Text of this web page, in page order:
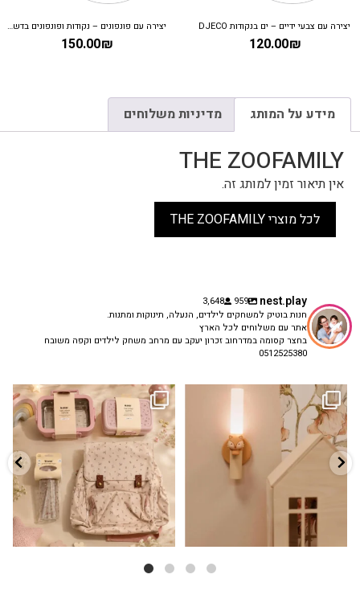
יצירה עם צבעי ידיים – ים בנקודות DJECO
120.00₪
יצירה עם פונפונים – נקודות ופונפונים בדשא DJECO
150.00₪
מידע על המותג מדיניות משלוחים
THE ZOOFAMILY
אין תיאור זמין למותג זה.
לכל מוצרי THE ZOOFAMILY
nest.play
959
3,648
חנות בוטיק למשחקים לילדים, הנעלה, תינוקות ומתנות.
אתר עם משלוחים לכל הארץ
בחצר קסומה במדרחוב זכרון יעקב עם מרחב משחק לילדים וקפה משובח
0512525380
✨ חוזרים למסגרת בסטייל! ✨
הקולקציה החדשה...
9 4
גם פריט עיצובי לחדר, גם מנורת לילה
...
3 0